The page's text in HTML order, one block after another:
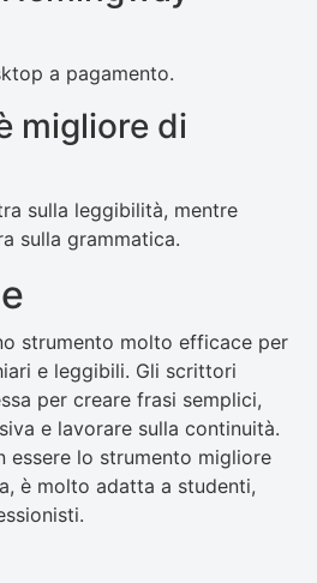
a pagamento.
migliore di
sulla leggibilità, mentre
sulla grammatica.
strumento molto efficace per
e leggibili. Gli scrittori
per creare frasi semplici,
e lavorare sulla continuità.
essere lo strumento migliore
è molto adatta a studenti,